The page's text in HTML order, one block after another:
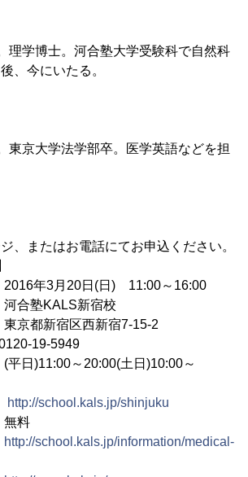
理学博士。河合塾大学受験科で自然科
、今にいたる。
東京大学法学部卒。医学英語などを担
、またはお電話にてお申込ください。
3月20日(日) 11:00～16:00
KALS新宿校
都新宿区西新宿7-15-2
19-5949
～20:00(土日)10:00～
http://school.kals.jp/shinjuku
料
http://school.kals.jp/information/medical-